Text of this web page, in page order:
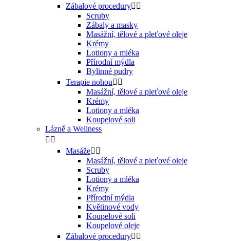
Zábalové procedury 
Scruby
Zábaly a masky
Masážní, tělové a pleťové oleje
Krémy
Lotiony a mléka
Přírodní mýdla
Bylinné pudry
Terapie nohou 
Masážní, tělové a pleťové oleje
Krémy
Lotiony a mléka
Koupelové soli
Lázně a Wellness
 
Masáže 
Masážní, tělové a pleťové oleje
Scruby
Lotiony a mléka
Krémy
Přírodní mýdla
Květinové vody
Koupelové soli
Koupelové oleje
Zábalové procedury 